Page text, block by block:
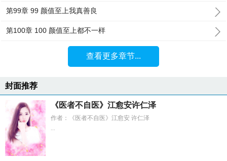
第99章 99 颜值至上我真善良
第100章 100 颜值至上都不一样
查看更多章节...
封面推荐
《医者不自医》江愈安许仁泽
作者：《医者不自医》江愈安 许仁泽
...